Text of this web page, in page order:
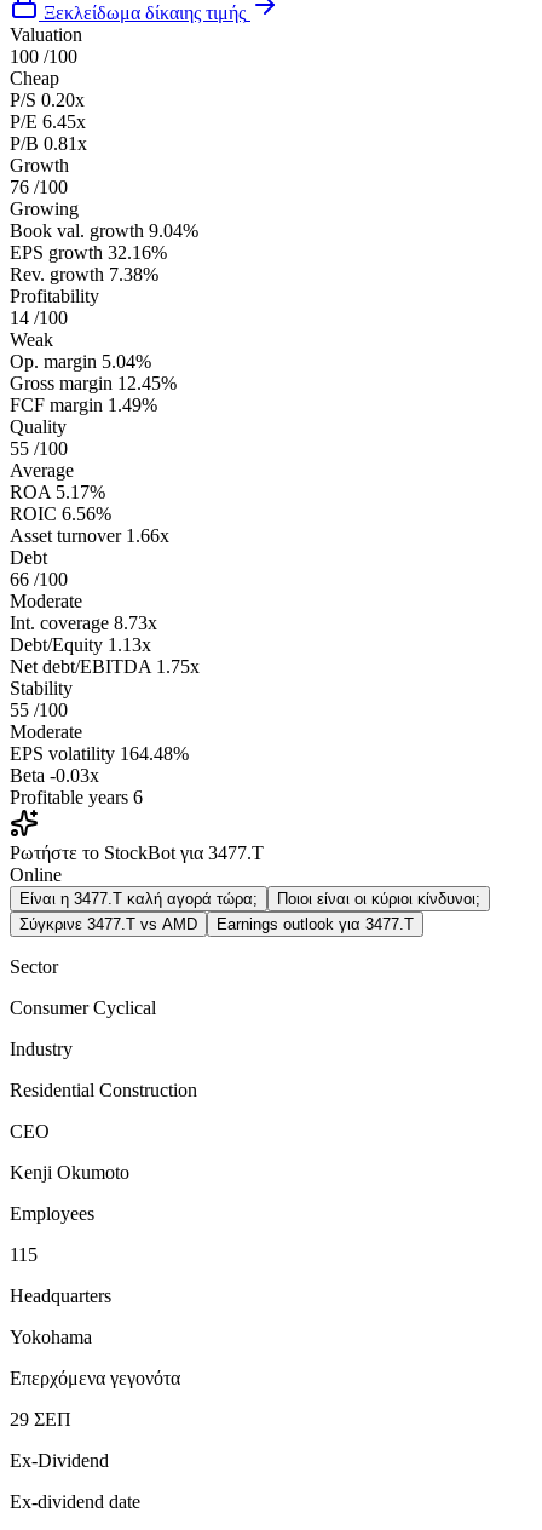
Ξεκλείδωμα δίκαιης τιμής
Valuation
100 /100
Cheap
P/S 0.20x
P/E 6.45x
P/B 0.81x
Growth
76 /100
Growing
Book val. growth 9.04%
EPS growth 32.16%
Rev. growth 7.38%
Profitability
14 /100
Weak
Op. margin 5.04%
Gross margin 12.45%
FCF margin 1.49%
Quality
55 /100
Average
ROA 5.17%
ROIC 6.56%
Asset turnover 1.66x
Debt
66 /100
Moderate
Int. coverage 8.73x
Debt/Equity 1.13x
Net debt/EBITDA 1.75x
Stability
55 /100
Moderate
EPS volatility 164.48%
Beta -0.03x
Profitable years 6
Ρωτήστε το StockBot για 3477.T
Online
Είναι η 3477.T καλή αγορά τώρα;
Ποιοι είναι οι κύριοι κίνδυνοι;
Σύγκρινε 3477.T vs AMD
Earnings outlook για 3477.T
Sector
Consumer Cyclical
Industry
Residential Construction
CEO
Kenji Okumoto
Employees
115
Headquarters
Yokohama
Επερχόμενα γεγονότα
29 ΣΕΠ
Ex-Dividend
Ex-dividend date